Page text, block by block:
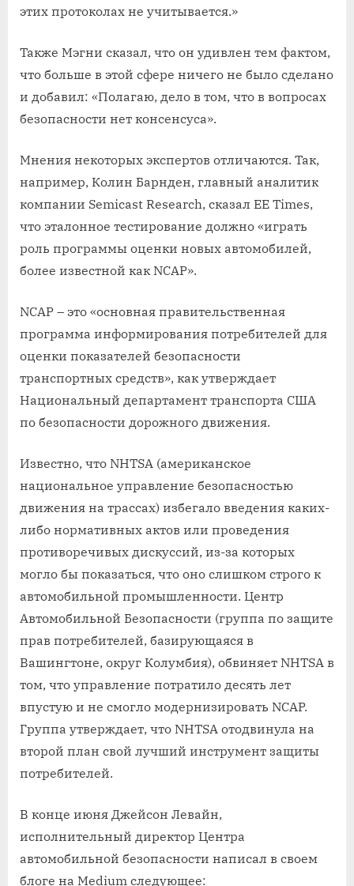
этих протоколах не учитывается.»
Также Мэгни сказал, что он удивлен тем фактом,
что больше в этой сфере ничего не было сделано
и добавил: «Полагаю, дело в том, что в вопросах
безопасности нет консенсуса».
Мнения некоторых экспертов отличаются. Так,
например, Колин Барнден, главный аналитик
компании Semicast Research, сказал EE Times,
что эталонное тестирование должно «играть
роль программы оценки новых автомобилей,
более известной как NCAP».
NCAP – это «основная правительственная
программа информирования потребителей для
оценки показателей безопасности
транспортных средств», как утверждает
Национальный департамент транспорта США
по безопасности дорожного движения.
Известно, что NHTSA (американское
национальное управление безопасностью
движения на трассах) избегало введения каких-
либо нормативных актов или проведения
противоречивых дискуссий, из-за которых
могло бы показаться, что оно слишком строго к
автомобильной промышленности. Центр
Автомобильной Безопасности (группа по защите
прав потребителей, базирующаяся в
Вашингтоне, округ Колумбия), обвиняет NHTSA в
том, что управление потратило десять лет
впустую и не смогло модернизировать NCAP.
Группа утверждает, что NHTSA отодвинула на
второй план свой лучший инструмент защиты
потребителей.
В конце июня Джейсон Левайн,
исполнительный директор Центра
автомобильной безопасности написал в своем
блоге на Medium следующее: